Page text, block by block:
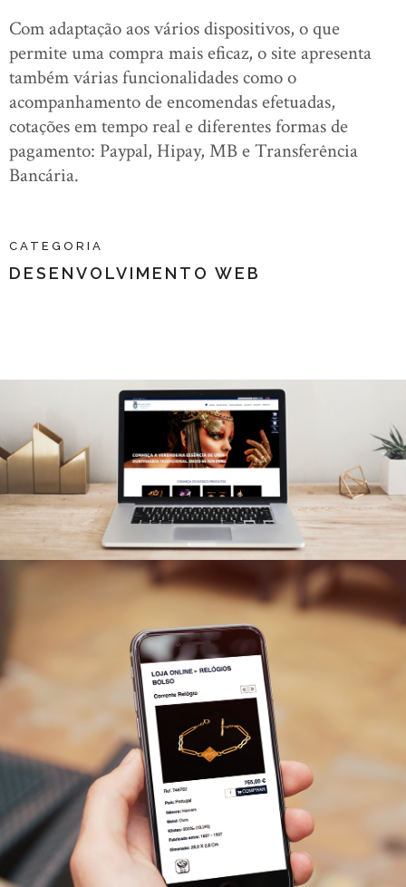
Com adaptação aos vários dispositivos, o que
permite uma compra mais eficaz, o site apresenta
também várias funcionalidades como o
acompanhamento de encomendas efetuadas,
cotações em tempo real e diferentes formas de
pagamento: Paypal, Hipay, MB e Transferência
Bancária.
CATEGORIA
DESENVOLVIMENTO WEB